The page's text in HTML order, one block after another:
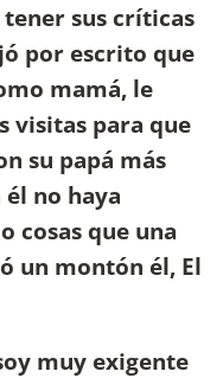
tener sus críticas
por escrito que
mamá, le
visitas para que
su papá más
no haya
cosas que una
un montón él, El
muy exigente